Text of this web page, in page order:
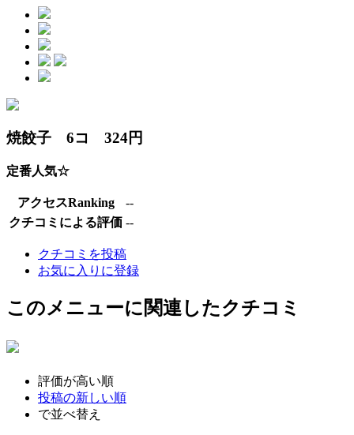
焼餃子 6コ 324円
定番人気☆
アクセスRanking
--
クチコミによる評価 --
クチコミを投稿
お気に入りに登録
このメニューに関連したクチコミ
評価が高い順
投稿の新しい順
で並べ替え